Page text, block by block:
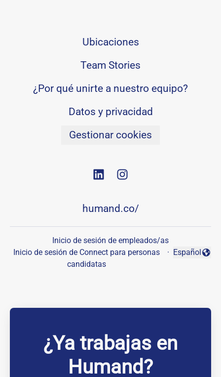
Ubicaciones
Team Stories
¿Por qué unirte a nuestro equipo?
Datos y privacidad
Gestionar cookies
humand.co/
Inicio de sesión de empleados/as
Inicio de sesión de Connect para personas
candidatas
·
Cambiar
Español
¿Ya trabajas en
Humand?